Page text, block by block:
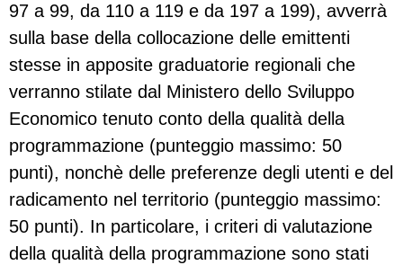
97 a 99, da 110 a 119 e da 197 a 199), avverrà
sulla base della collocazione delle emittenti
stesse in apposite graduatorie regionali che
verranno stilate dal Ministero dello Sviluppo
Economico tenuto conto della qualità della
programmazione (punteggio massimo: 50
punti), nonchè delle preferenze degli utenti e del
radicamento nel territorio (punteggio massimo:
50 punti). In particolare, i criteri di valutazione
della qualità della programmazione sono stati